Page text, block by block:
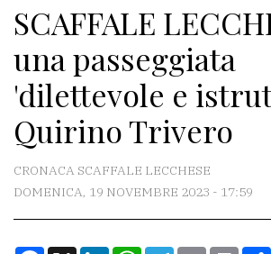
Meteo
CONTATTI
La
Scrivici
SCAFFALE
una passeggiata
'dilettevole e
Quirino Trivero
CRONACA SCAFFALE LECCHESE
DOMENICA, 19 NOVEMBRE 2023 - 17:59